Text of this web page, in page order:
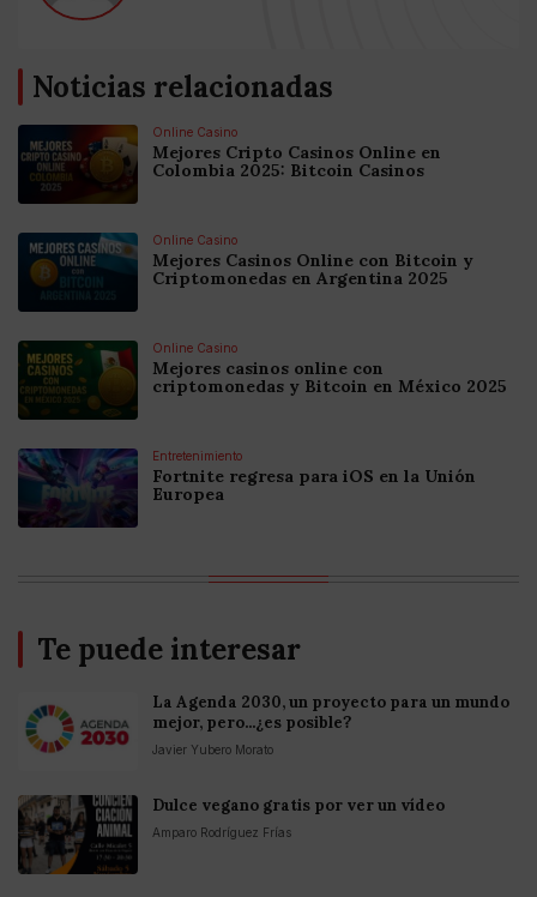
Noticias relacionadas
Online Casino
Mejores Cripto Casinos Online en
Colombia 2025: Bitcoin Casinos
Online Casino
Mejores Casinos Online con Bitcoin y
Criptomonedas en Argentina 2025
Online Casino
Mejores casinos online con
criptomonedas y Bitcoin en México 2025
Entretenimiento
Fortnite regresa para iOS en la Unión
Europea
Te puede interesar
La Agenda 2030, un proyecto para un mundo
mejor, pero...¿es posible?
Javier Yubero Morato
Dulce vegano gratis por ver un vídeo
Amparo Rodríguez Frías